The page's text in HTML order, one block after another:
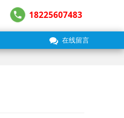
18225607483
在线留言